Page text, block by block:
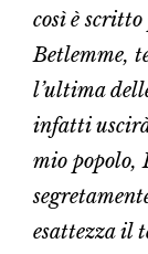
così è
Betlemme,
l’ultima
infatti uscirà
mio popolo,
esattezza il